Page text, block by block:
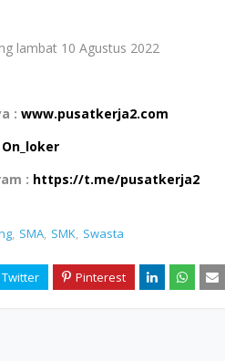
lambat 10 Agustus 2022
: www.pusatkerja2.com
On_loker
: https://t.me/pusatkerja2
SMA SMK Swasta